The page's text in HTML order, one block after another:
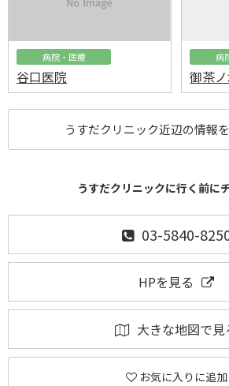
病院・医療
谷口医院
病
御茶
うすだクリニック近辺の情報
うすだクリニックに行く前に
03-5840-
HPを見る
大きな地図で見
お気に入りに追加